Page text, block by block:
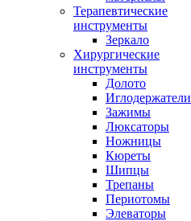
Терапевтические
инструменты
Зеркало
Хирургические
инструменты
Долото
Иглодержатели
Зажимы
Люксаторы
Ножницы
Кюреты
Шипцы
Трепаны
Периотомы
Элеваторы